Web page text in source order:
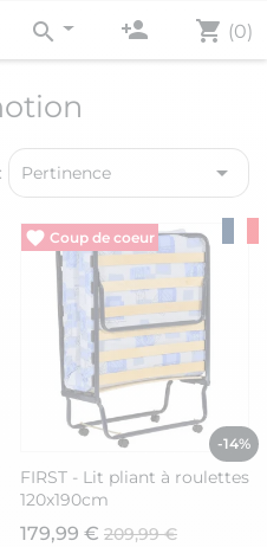
shopping_cart (0)
person_add
search
Pertinence 
Vide entrepôt
-14%
FIRST - Lit pliant à roulettes
120x190cm
179,99 € 209,99 €